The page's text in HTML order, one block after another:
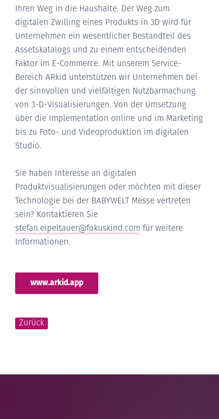
Ihren Weg in die Haushalte. Der Weg zum
digitalen Zwilling eines Produkts in 3D wird für
Unternehmen ein wesentlicher Bestandteil des
Assetskatalogs und zu einem entscheidenden
Faktor im E-Commerce. Mit unserem Service-
Bereich ARkid unterstützen wir Unternehmen bei
der sinnvollen und vielfältigen Nutzbarmachung
von 3-D-Visualisierungen. Von der Umsetzung
über die Implementation online und im Marketing
bis zu Foto- und Videoproduktion im digitalen
Studio.
Sie haben Interesse an digitalen
Produktvisualisierungen oder möchten mit dieser
Technologie bei der BABYWELT Messe vertreten
sein? Kontaktieren Sie
stefan.eipeltauer@fokuskind.com für weitere
Informationen.
www.arkid.app
Zurück